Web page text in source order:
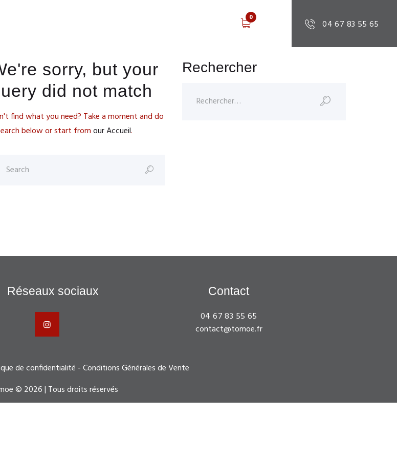
0
04 67 83 55 65
sorry, but your
did not match
find what you need? Take a moment and do
below or start fromour Accueil.
Rechercher
Réseaux sociaux Contact
04 67 83 55 65
contact@tomoe.fr
de confidentialité -Conditions Générales de Vente
© 2026 | Tous droits réservés